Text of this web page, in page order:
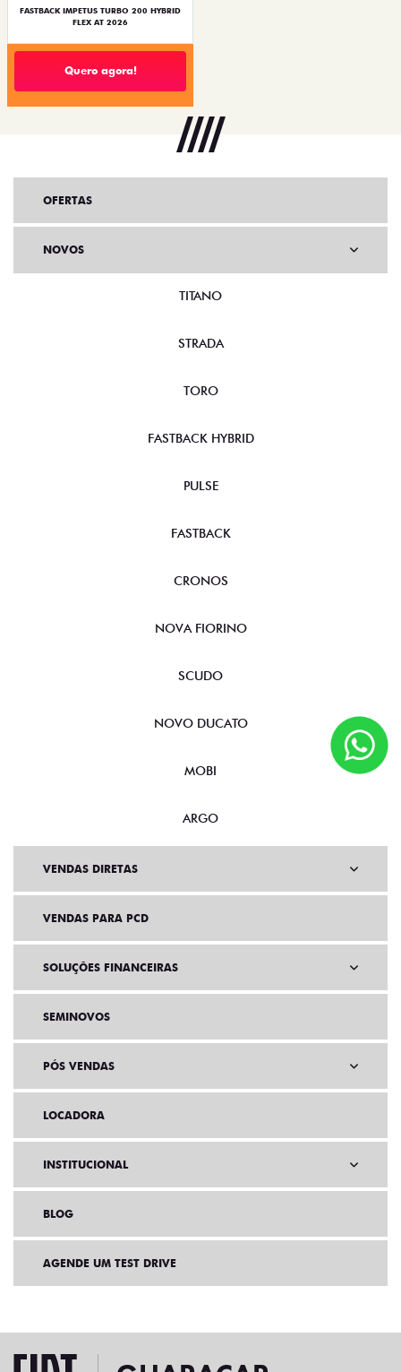
FASTBACK IMPETUS TURBO 200 HYBRID
FLEX AT 2026
Quero agora!
OFERTAS
NOVOS
TITANO
STRADA
TORO
FASTBACK HYBRID
PULSE
FASTBACK
CRONOS
NOVA FIORINO
SCUDO
NOVO DUCATO
MOBI
ARGO
VENDAS DIRETAS
VENDAS PARA PCD
SOLUÇÕES FINANCEIRAS
SEMINOVOS
PÓS VENDAS
LOCADORA
INSTITUCIONAL
BLOG
AGENDE UM TEST DRIVE